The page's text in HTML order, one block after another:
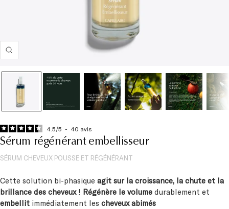
Zoom
Sérum régénérant embellisseur
SÉRUM CHEVEUX POUSSE ET RÉGÉNÉRANT
brillance des cheveux!Régénère le volumedurablement et
embellit immédiatement lescheveux abimés
Action 4 en 1* :